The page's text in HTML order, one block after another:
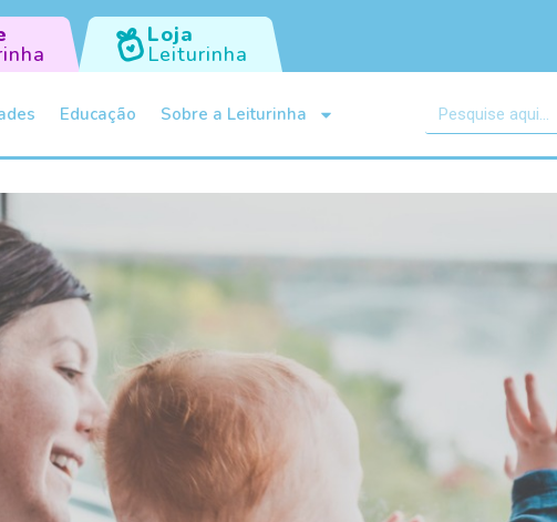
Loja
Leiturinha
Educação Sobre a Leiturinha